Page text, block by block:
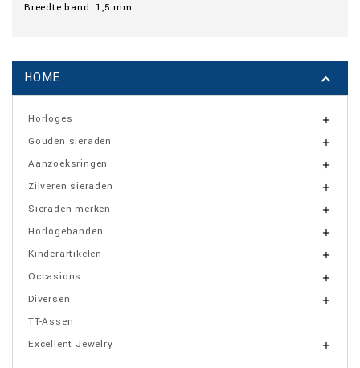
Breedte band: 1,5 mm
HOME 
Horloges 
Gouden sieraden 
Aanzoeksringen 
Zilveren sieraden 
Sieraden merken 
Horlogebanden 
Kinderartikelen 
Occasions 
Diversen 
TT-Assen
Excellent Jewelry
